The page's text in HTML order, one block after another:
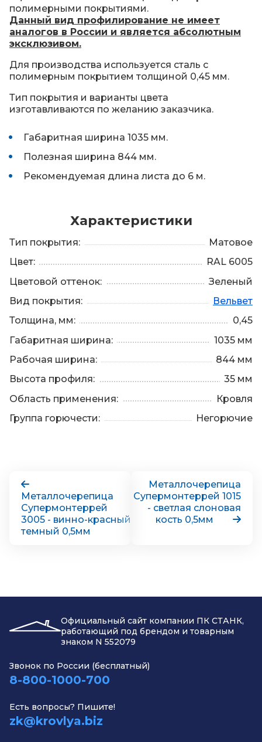
полимерными покрытиями.
Данный вид профилирование не имеет
аналогов в России и является абсолютным
эксклюзивом.
Для производства используется сталь с
полимерным покрытием толщиной 0,45 мм.
Тип покрытия и варианты цвета
изготавливаются по желанию заказчика.
Габаритная ширина 1035 мм.
Полезная ширина 844 мм.
Рекомендуемая длина листа до 6 м.
Характеристики
Тип покрытия:
Матовое
Цвет:
RAL 6005
Цветовой оттенок:
Зеленый
Вид покрытия:
Вельвет
Толщина, мм:
0,45
Габаритная ширина:
1035 мм
Рабочая ширина:
844 мм
Высота профиля:
35 мм
Область применения:
Кровля
Группа горючести:
Негорючие
Металлочерепица
Супермонтеррей
3005 - винно-красный
темный 0,5мм
Металлочерепица
Супермонтеррей 1015
- светлая слоновая
кость 0,5мм
Официальный сайт компании ПК СТАНК,
работающий под брендом и товарным
знаком N 552079
Звонок по России (бесплатный)
8-800-1000-700
Есть вопросы? Пишите!
zk@krovlya.biz